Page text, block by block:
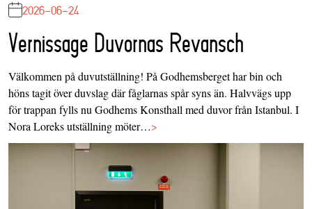
2026-06-24
Vernissage Duvornas Revansch
Välkommen på duvutställning! På Godhemsberget har bin och
höns tagit över duvslag där fåglarnas spår syns än. Halvvägs upp
för trappan fylls nu Godhems Konsthall med duvor från Istanbul. I
Nora Loreks utställning möter…>